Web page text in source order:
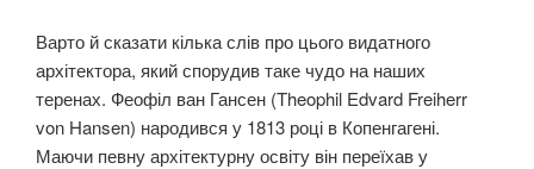
Варто й сказати кілька слів про цього видатного
архітектора, який спорудив таке чудо на наших
теренах. Феофіл ван Гансен (Theophil Edvard Freiherr
von Hansen) народився у 1813 році в Копенгагені.
Маючи певну архітектурну освіту він переїхав у